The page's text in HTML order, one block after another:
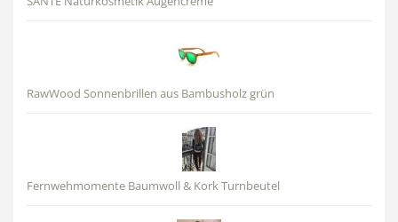
RawWood Sonnenbrillen aus Bambusholz grün
Fernwehmomente Baumwoll & Kork Turnbeutel